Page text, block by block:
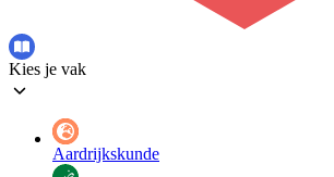
Kies je vak
Aardrijkskunde